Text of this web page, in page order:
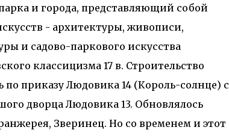
и города, представляющий собой
- архитектуры, живописи,
и садово-паркового искусства
классицизма 17 в. Строительство
по приказу Людовика 14 (Король-солнце) с
дворца Людовика 13. Обновлялось
Зверинец. Но со временем и этот